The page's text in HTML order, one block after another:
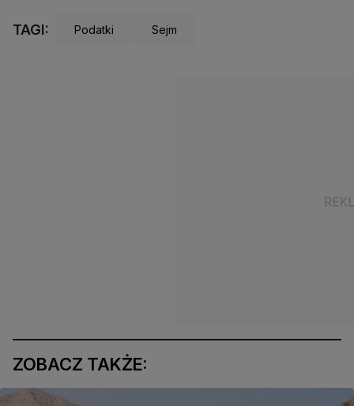
TAGI: Podatki Sejm
ZOBACZ TAKŻE: